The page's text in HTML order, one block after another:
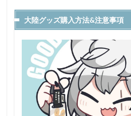
大陸グッズ購入方法&注意事項